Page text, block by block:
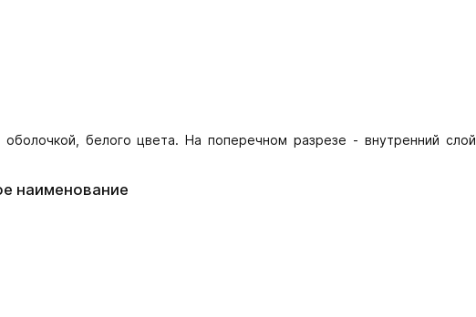
белого цвета. На поперечном разрезе - внутренний слой
наименование